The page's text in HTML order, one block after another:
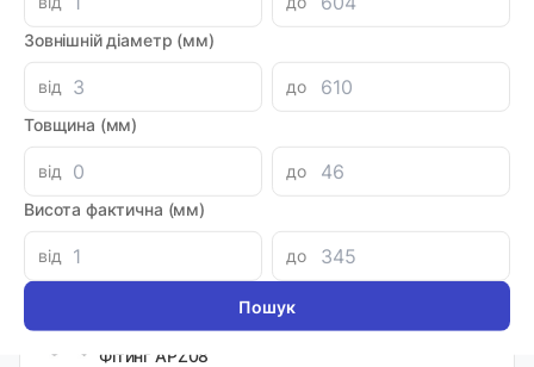
Зовнішній діаметр (мм)
від
до
Товщина (мм)
від
до
Висота фактична (мм)
від до
Артикул: MI0039013
Виробник: AIRNEO
Луцьк: 10
APZ
Фітинг APZ08